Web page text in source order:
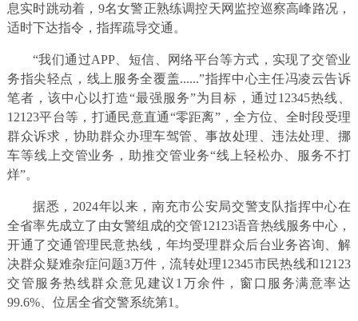
息实时跳动着，9名女警正熟练调控天网监控巡察高峰路况，
适时下达指令，指挥疏导交通。
“我们通过APP、短信、网络平台等方式，实现了交管业
务指尖轻点，线上服务全覆盖......”指挥中心主任冯凌云告诉
笔者，该中心以打造“最强服务”为目标，通过12345热线、
12123平台等，打通民意直通“零距离”，全方位、全时段受理
群众诉求，协助群众办理车驾管、事故处理、违法处理、挪
车等线上交管业务，助推交管业务“线上轻松办、服务不打
烊”。
据悉，2024年以来，南充市公安局交警支队指挥中心在
全省率先成立了由女警组成的交管12123语音热线服务中心，
开通了交通管理民意热线，年均受理群众后台业务咨询、解
决群众疑难杂症问题3万件，流转处理12345市民热线和12123
交管服务热线群众意见建议1万余件，窗口服务满意率达
99.6%、位居全省交警系统第1。